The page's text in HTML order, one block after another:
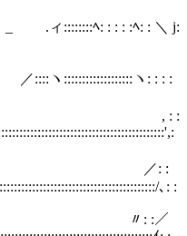
.ィ::::::::ﾍ: : : : :ﾍ: : ＼ j:
ヽ:::::::::::::::::::ヽ: : : :
:
: :
､: :
:／